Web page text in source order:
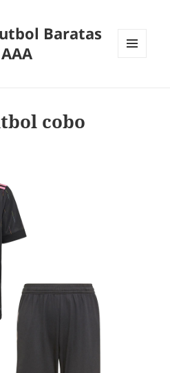
Baratas
cobo